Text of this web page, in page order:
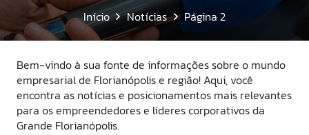
Início Notícias Página 2
Bem-vindo à sua fonte de informações sobre o mundo
empresarial de Florianópolis e região! Aqui, você
encontra as notícias e posicionamentos mais relevantes
para os empreendedores e líderes corporativos da
Grande Florianópolis.